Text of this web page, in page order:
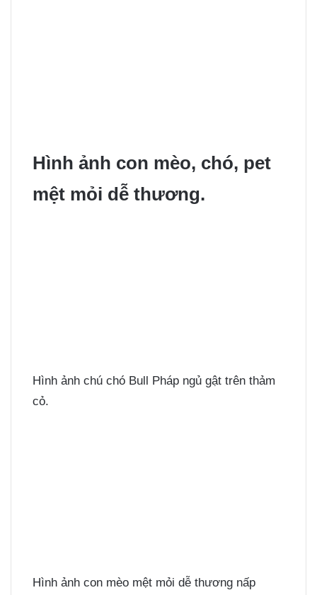
Hình ảnh con mèo, chó, pet
mệt mỏi dễ thương.
Hình ảnh chú chó Bull Pháp ngủ gật trên thảm
cỏ.
Hình ảnh con mèo mệt mỏi dễ thương nấp